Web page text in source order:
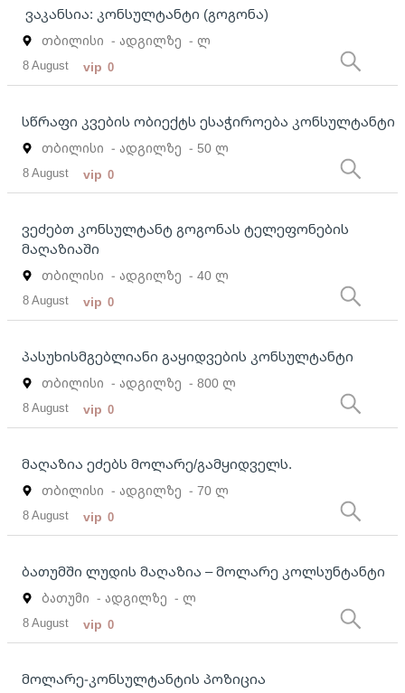
ვაკანსია: კონსულტანტი (გოგონა)
თბილისი - ადგილზე - ლ
8 August vip 0
სწრაფი კვების ობიექტს ესაჭიროება კონსულტანტი
თბილისი - ადგილზე - 50 ლ
8 August vip 0
ვეძებთ კონსულტანტ გოგონას ტელეფონების
მაღაზიაში
თბილისი - ადგილზე - 40 ლ
8 August vip 0
პასუხისმგებლიანი გაყიდვების კონსულტანტი
თბილისი - ადგილზე - 800 ლ
8 August vip 0
მაღაზია ეძებს მოლარე/გამყიდველს.
თბილისი - ადგილზე - 70 ლ
8 August vip 0
ბათუმში ლუდის მაღაზია – მოლარე კოლსუნტანტი
ბათუმი - ადგილზე - ლ
8 August vip 0
მოლარე-კონსულტანტის პოზიცია